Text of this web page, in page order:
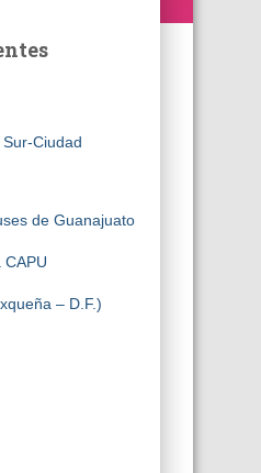
Ciudad
de Guanajuato
– D.F.)